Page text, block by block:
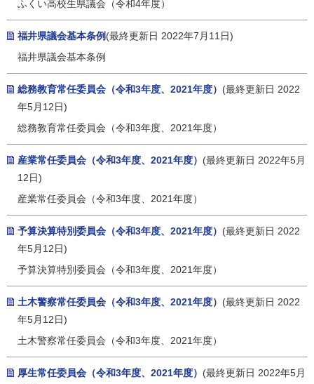
ふくい高校生県議会（令和4年度）
福井県議会基本条例(最終更新日 2022年7月11日)
福井県議会基本条例
総務教育常任委員会（令和3年度、2021年度） (最終更新日 2022
年5月12日)
総務教育常任委員会（令和3年度、2021年度）
産業常任委員会（令和3年度、2021年度） (最終更新日 2022年5月
12日)
産業常任委員会（令和3年度、2021年度）
予算決算特別委員会（令和3年度、2021年度） (最終更新日 2022
年5月12日)
予算決算特別委員会（令和3年度、2021年度）
土木警察常任委員会（令和3年度、2021年度） (最終更新日 2022
年5月12日)
土木警察常任委員会（令和3年度、2021年度）
厚生常任委員会（令和3年度、2021年度） (最終更新日 2022年5月